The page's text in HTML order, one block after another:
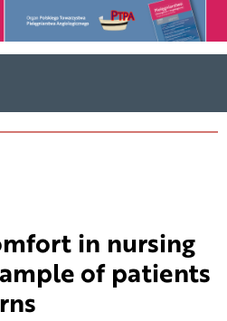
in nursing
of patients